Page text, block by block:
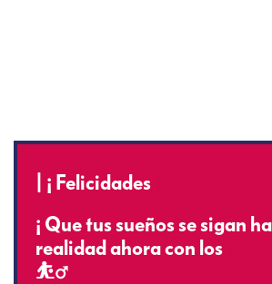
| ¡ Felicidades
¡ Que tus sueños se sigan
realidad ahora con los
⛹‍♂️